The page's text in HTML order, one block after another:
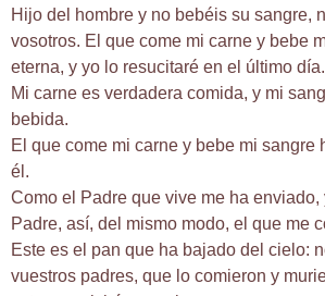
Hijo del hombre y no bebéis su sangre,
vosotros. El que come mi carne y bebe
eterna, y yo lo resucitaré en el último día.
Mi carne es verdadera comida, y mi
bebida.
El que come mi carne y bebe mi sangre
él.
Como el Padre que vive me ha enviado,
Padre, así, del mismo modo, el que me
Este es el pan que ha bajado del cielo:
vuestros padres, que lo comieron y